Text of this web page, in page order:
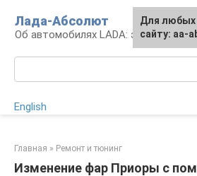
контенту
Лада-Абсолют
Об автомобилях LADA:
English
Главная » Ремонт и тюнинг
Изменение фар Приоры с
Для любых
сайту: aa-